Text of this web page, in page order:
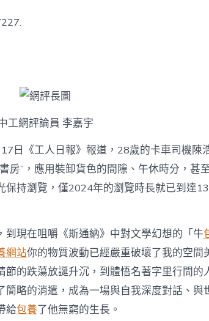
車
司
機
5
年
唸
書
400
本，
常
中
尋
覓
心
坎
的
豐
工網評論員 李嘉宇
日《工人日報》報道，28歲的卡車司機陳
房”，應用裝卸貨色的間隙、午休時分，甚
保持瀏覽，僅2024年的瀏覽時長就已到達
到現在咀嚼《斯通納》中對文學幻想的「牛
網站你的物質波動已經嚴重破壞了我的空間
的跌蕩放誕升沉，到體悟名著字里行間的
略的消遣，成為一場與自我深度對話、與
給包養了他無窮的生長。